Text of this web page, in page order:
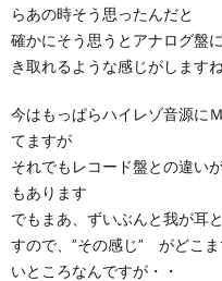
らあの時そう思ったんだと
確かにそう思うとアナログ盤
き取れるような感じがしますね
今はもっぱらハイレゾ音源に
てますが
それでもレコード盤との違い
もあります
でもまあ、ずいぶんと我が耳
すので、”その感じ” がどこ
いところなんですが・・